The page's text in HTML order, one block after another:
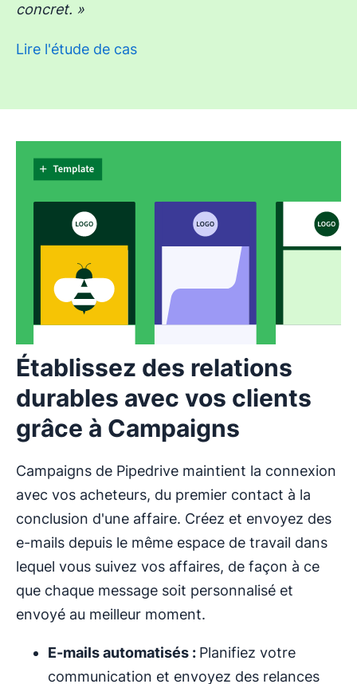
concret. »
Lire l'étude de cas
Établissez des relations
durables avec vos clients
grâce à Campaigns
Campaigns de Pipedrive maintient la connexion
avec vos acheteurs, du premier contact à la
conclusion d'une affaire. Créez et envoyez des
e-mails depuis le même espace de travail dans
lequel vous suivez vos affaires, de façon à ce
que chaque message soit personnalisé et
envoyé au meilleur moment.
E-mailsautomatisés : Planifiez votre
communication et envoyez des relances